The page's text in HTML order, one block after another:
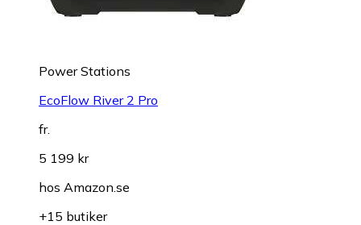
Power Stations
EcoFlow River 2 Pro
fr.
5 199 kr
hos Amazon.se
+15 butiker